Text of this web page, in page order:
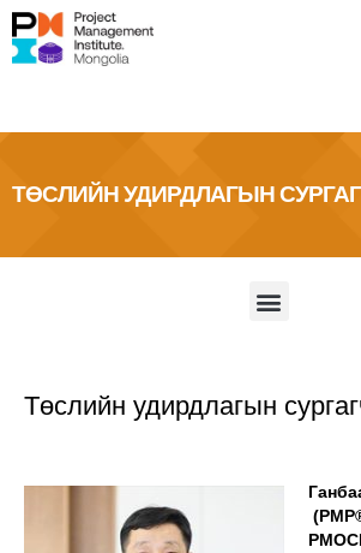
ТӨСЛИЙН УДИРДЛАГЫН
Төслийн удирдлагын